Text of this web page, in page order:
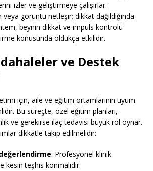
izler ve geliştirmeye çalışırlar.
veya görüntü netleşir; dikkat dağıldığında
beynin dikkat ve impuls kontrolü
konusunda oldukça etkilidir.
ve Destek
için, aile ve eğitim ortamlarının uyum
Bu süreçte, özel eğitim planları,
ve gerekirse ilaç tedavisi büyük rol oynar.
dikkatle takip edilmelidir:
: Profesyonel klinik
kesin teşhis konmalıdır.